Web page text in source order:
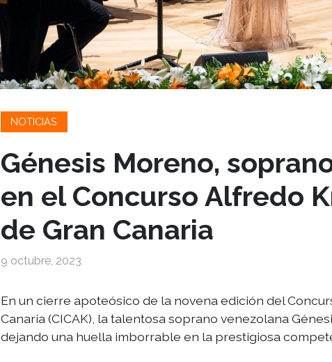
NOTICIAS
Génesis Moreno,
en el Concurso Alfredo
de Gran Canaria
9 octubre, 2023
En un cierre apoteósico de la novena edición del
Canaria (CICAK), la talentosa soprano venezolana
dejando una huella imborrable en la prestigiosa